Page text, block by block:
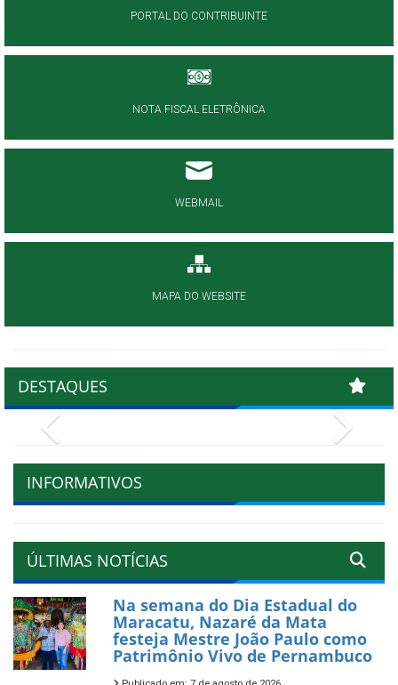
PORTAL DO CONTRIBUINTE
NOTA FISCAL ELETRÔNICA
WEBMAIL
MAPA DO WEBSITE
DESTAQUES
INFORMATIVOS
ÚLTIMAS NOTÍCIAS
Na semana do Dia Estadual do
Maracatu, Nazaré da Mata
festeja Mestre João Paulo como
Patrimônio Vivo de Pernambuco